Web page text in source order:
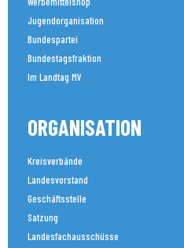
Jugendorganisation
Bundespartei
Bundestagsfraktion
Im Landtag MV
ORGANISATION
Kreisverbände
Landesvorstand
Geschäftsstelle
Satzung
Landesfachausschüsse